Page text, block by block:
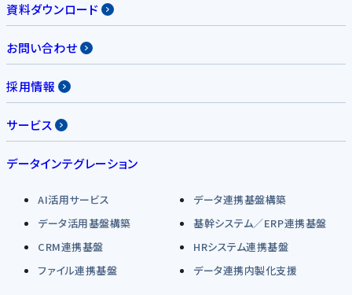
資料ダウンロード
お問い合わせ
採用情報
サービス
データインテグレーション
AI活用サービス
データ連携基盤構築
データ活用基盤構築
基幹システム／ERP連携基盤
CRM連携基盤
HRシステム連携基盤
ファイル連携基盤
データ連携内製化支援